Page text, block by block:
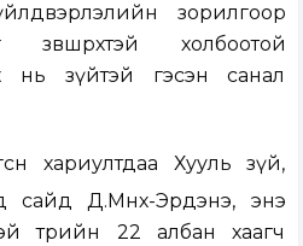
зорилгоор
холбоотой
нь зүйтэй гэсэн санал
хариултдаа Хууль зүй,
сайд Д.Мөнх-Эрдэнэ, энэ
төрийн 22 албан хаагч